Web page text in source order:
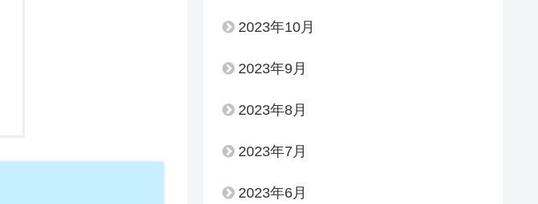
2023年10月
2023年9月
2023年8月
2023年7月
2023年6月